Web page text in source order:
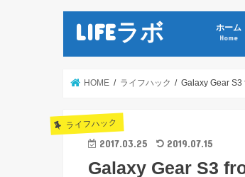
LIFEラボ ホーム
Home
HOME ライフハック Galaxy Gear S3
ライフハック
2017.03.25 2019.07.15
Galaxy Gear S3